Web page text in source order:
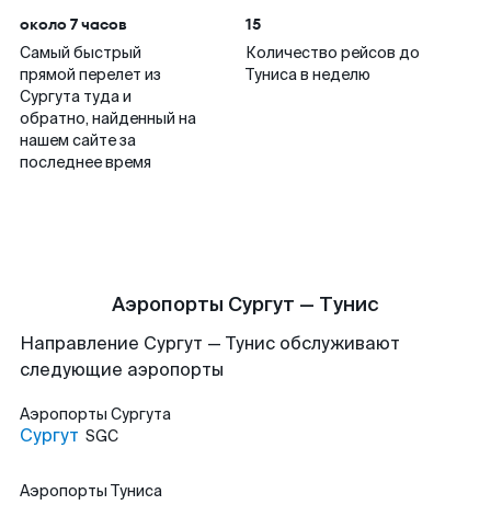
около 7 часов
Самый быстрый
прямой перелет из
Сургута туда и
обратно, найденный на
нашем сайте за
последнее время
15
Количество рейсов до
Туниса в неделю
Аэропорты Сургут — Тунис
Направление Сургут — Тунис обслуживают
следующие аэропорты
Аэропорты Сургута
Сургут SGC
Аэропорты Туниса